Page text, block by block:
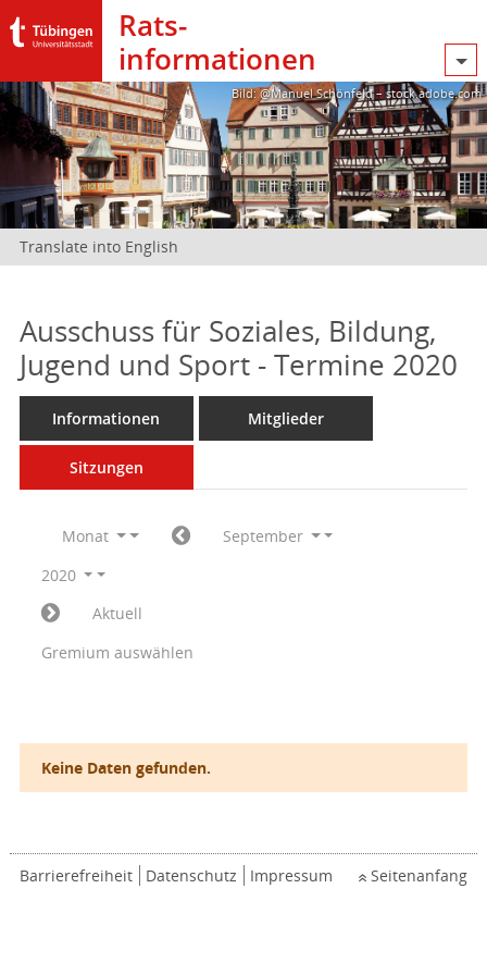
Rats­
informationen
Bild: @Manuel Schönfeld – stock.adobe.com
Translate into English
Ausschuss für Soziales, Bildung,
Jugend und Sport - Termine 2020
Informationen Mitglieder
Sitzungen
Monat
September
2020
Aktuell
Gremium auswählen
Keine Daten gefunden.
Barrierefreiheit Datenschutz Impressum Seitenanfang